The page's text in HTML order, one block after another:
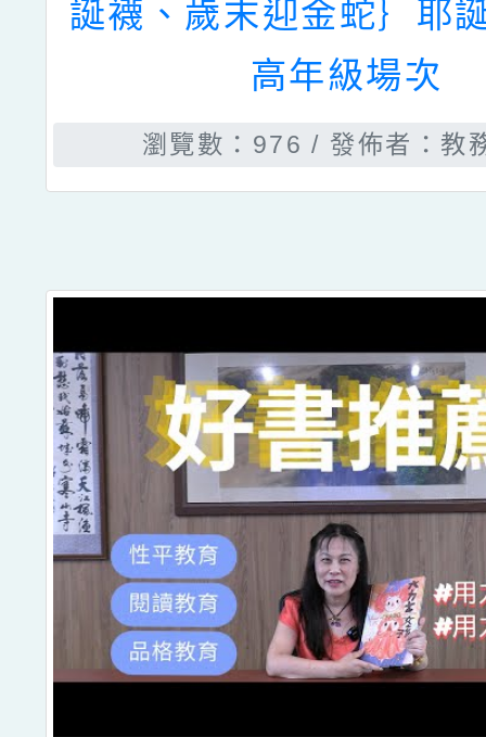
誕襪、歲末迎金蛇｝耶
高年級場次
瀏覽數：976 發佈者：教